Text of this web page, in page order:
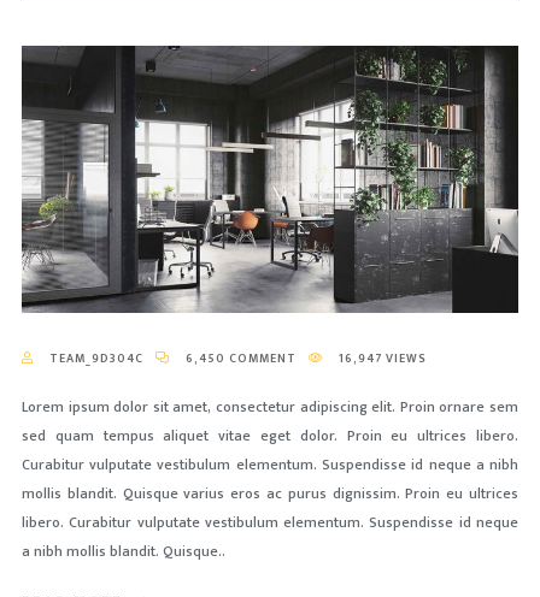
TEAM_9D304C 6,450 COMMENT 16,947 VIEWS
Lorem ipsum dolor sit amet, consectetur adipiscing elit. Proin ornare sem
sed quam tempus aliquet vitae eget dolor. Proin eu ultrices libero.
Curabitur vulputate vestibulum elementum. Suspendisse id neque a nibh
mollis blandit. Quisque varius eros ac purus dignissim. Proin eu ultrices
libero. Curabitur vulputate vestibulum elementum. Suspendisse id neque
a nibh mollis blandit. Quisque..